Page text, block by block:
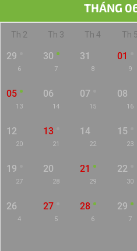
THÁNG
Th 2 Th 3 Th 4 Th 5
29
6
30
7
31
8
01
9
05
13
06
14
07
15
08
16
12
20
13
21
14
22
15
23
19
27
20
28
21
29
22
30
26
4
27
5
28
6
29
7